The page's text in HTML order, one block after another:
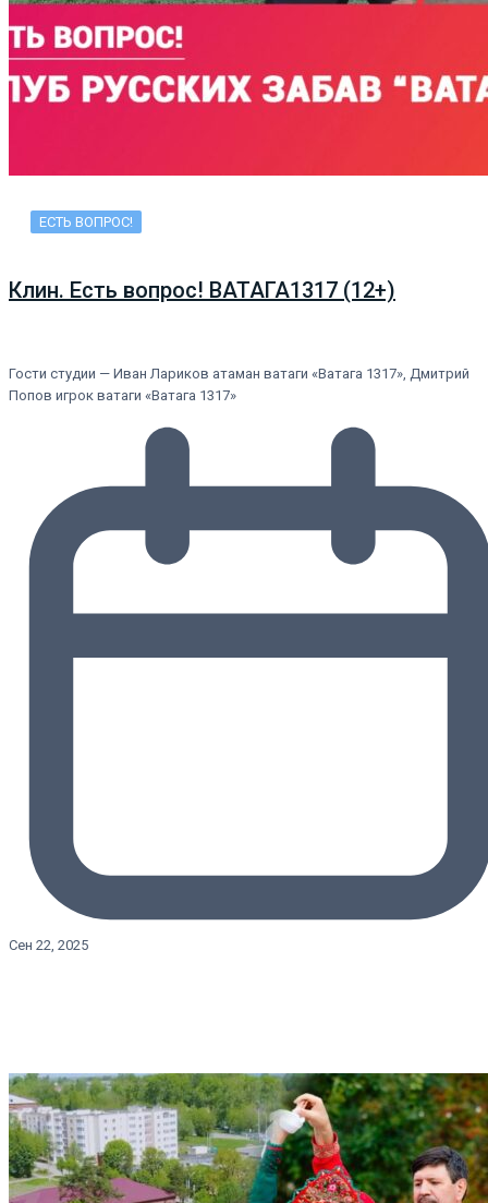
ЕСТЬ ВОПРОС!
Клин. Есть вопрос! ВАТАГА1317 (12+)
Гости студии — Иван Лариков атаман ватаги «Ватага 1317», Дмитрий
Попов игрок ватаги «Ватага 1317»
Сен 22, 2025